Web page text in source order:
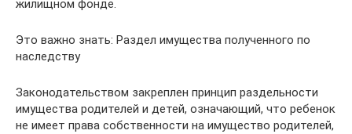
жилищном фонде.
Это важно знать: Раздел имущества полученного по
наследству
Законодательством закреплен принцип раздельности
имущества родителей и детей, означающий, что ребенок
не имеет права собственности на имущество родителей,